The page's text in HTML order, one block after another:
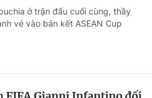
ở trận đấu cuối cùng, thầy
vé vào bán kết ASEAN Cup